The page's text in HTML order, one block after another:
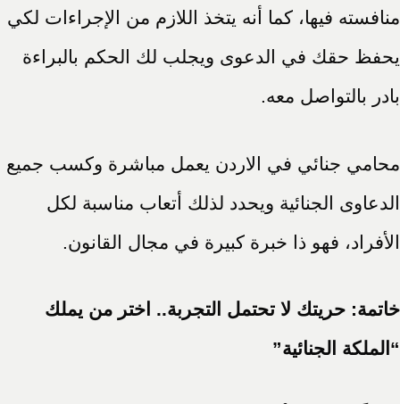
منافسته فيها، كما أنه يتخذ اللازم من الإجراءات لكي
يحفظ حقك في الدعوى ويجلب لك الحكم بالبراءة
بادر بالتواصل معه.
محامي جنائي في الاردن يعمل مباشرة وكسب جميع
الدعاوى الجنائية ويحدد لذلك أتعاب مناسبة لكل
الأفراد، فهو ذا خبرة كبيرة في مجال القانون.
خاتمة: حريتك لا تحتمل التجربة.. اختر من يملك
“الملكة الجنائية”